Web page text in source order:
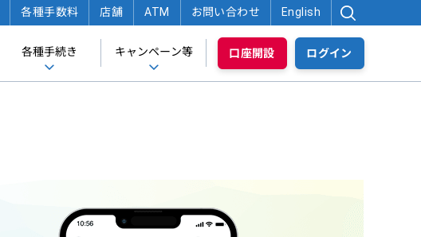
各種手続き キャンペーン等 口座開設 ログイン
各種手数料 店舗 ATM お問い合わせ English